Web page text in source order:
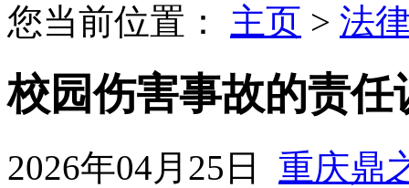
您当前位置： 主页 > 法
校园伤害事故的责任
2026年04月25日 重庆鼎